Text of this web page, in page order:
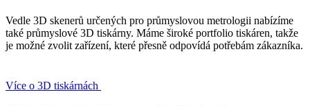
Vedle 3D skenerů určených pro průmyslovou metrologii nabízíme
také průmyslové 3D tiskárny. Máme široké portfolio tiskáren, takže
je možné zvolit zařízení, které přesně odpovídá potřebám zákazníka.
Více o 3D tiskárnách